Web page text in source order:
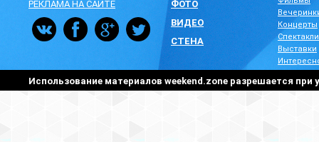
РЕКЛАМА НА САЙТЕ
ФОТО
ВИДЕО
СТЕНА
Концерты
Спектакли
Выставки
Использование материалов weekend.zone разрешается